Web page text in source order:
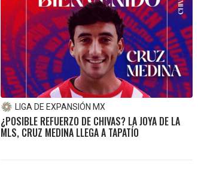
LIGA DE EXPANSIÓN MX
¿POSIBLE REFUERZO DE CHIVAS? LA JOYA DE LA
MLS, CRUZ MEDINA LLEGA A TAPATÍO